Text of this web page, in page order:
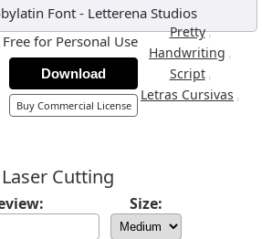
Font - Letterena Studios
Pretty,
Handwriting ,
Script ,
Letras Cursivas ,
Free for Personal Use
Download
Buy Commercial License
Laser Cutting
Size: